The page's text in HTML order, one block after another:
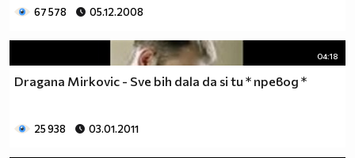
67 578 05.12.2008
04:18
Dragana Mirkovic - Sve bih dala da si tu * превод *
25 938 03.01.2011